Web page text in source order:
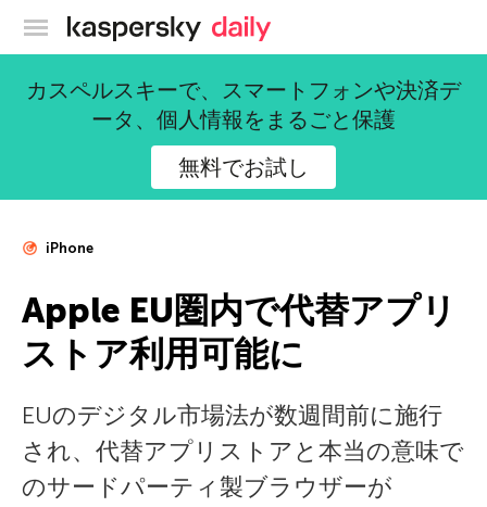
カスペルスキー公式ブログ
カスペルスキーで、スマートフォンや決済デ
ータ、個人情報をまるごと保護
無料でお試し
iPhone
Apple EU圏内で代替アプリ
ストア利用可能に
EUのデジタル市場法が数週間前に施行
され、代替アプリストアと本当の意味で
のサードパーティ製ブラウザーが